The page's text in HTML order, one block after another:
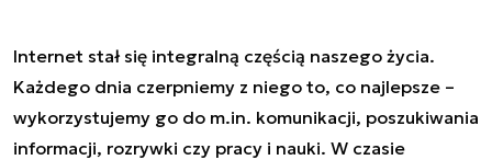
Internet stał się integralną częścią naszego życia.
Każdego dnia czerpniemy z niego to, co najlepsze –
wykorzystujemy go do m.in. komunikacji, poszukiwania
informacji, rozrywki czy pracy i nauki. W czasie